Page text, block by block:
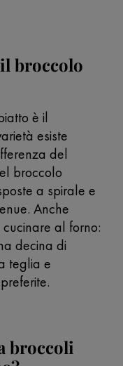
broccolo
è il
esiste
del
broccolo
a spirale e
Anche
al forno:
decina di
teglia e
broccoli